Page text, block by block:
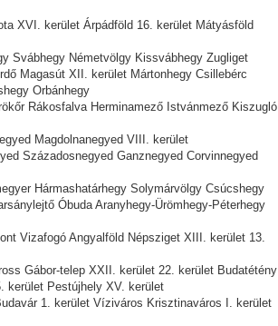
XVI. kerület Árpádföld 16. kerület Mátyásföld
Svábhegy Németvölgy Kissvábhegy Zugliget
Magasút XII. kerület Mártonhegy Csillebérc
Orbánhegy
Rákosfalva Herminamező Istvánmező Kiszugló
Magdolnanegyed VIII. kerület
Századosnegyed Ganznegyed Corvinnegyed
Hármashatárhegy Solymárvölgy Csúcshegy
Óbuda Aranyhegy-Ürömhegy-Péterhegy
Vizafogó Angyalföld Népsziget XIII. kerület 13.
Gábor-telep XXII. kerület 22. kerület Budatétény
kerület Pestújhely XV. kerület
1. kerület Víziváros Krisztinaváros I. kerület